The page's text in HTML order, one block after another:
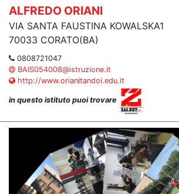
ALFREDO ORIANI
VIA SANTA FAUSTINA KOWALSKA1
70033 CORATO(BA)
0808721047
BAIS054008@istruzione.it
http://www.orianitandoi.edu.it
in questo istituto puoi trovare